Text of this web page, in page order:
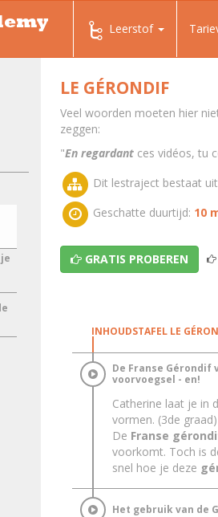
Leerstof
LE GÉRONDIF
Veel woorden moeten hier
zeggen:
"En regardant ces vidéos, tu
Dit lestraject bestaat
Geschatte duurtijd: 10
GRATIS PROBEREN
INHOUDSTAFEL LE
De Franse
voorvoegsel - en!
Catherine laat je in
vormen. (3de graad)
De Franse
voorkomt. Toch is
snel hoe je deze
Het gebruik van de